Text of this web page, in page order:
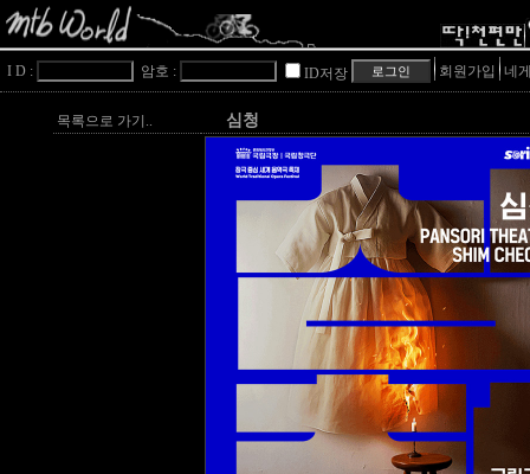
I D : 암호 : ID저장 회원가입 네
목록으로 가기.. 심청